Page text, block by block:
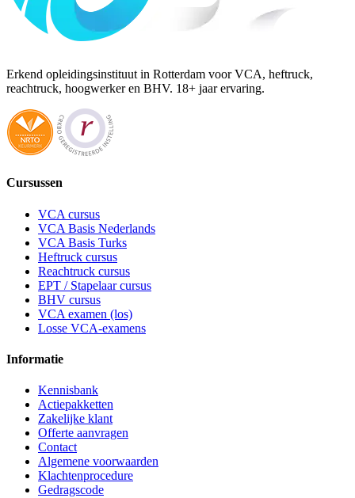
Erkend opleidingsinstituut in Rotterdam voor VCA, heftruck,
reachtruck, hoogwerker en BHV. 18+ jaar ervaring.
Cursussen
VCA cursus
VCA Basis Nederlands
VCA Basis Turks
Heftruck cursus
Reachtruck cursus
EPT / Stapelaar cursus
BHV cursus
VCA examen (los)
Losse VCA-examens
Informatie
Kennisbank
Actiepakketten
Zakelijke klant
Offerte aanvragen
Contact
Algemene voorwaarden
Klachtenprocedure
Gedragscode